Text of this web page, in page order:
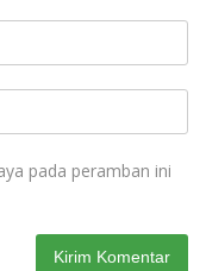
pada peramban ini